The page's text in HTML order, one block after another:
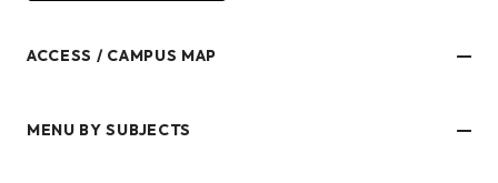
ACCESS / CAMPUS MAP
御幸キャンパス(運動施設)
MENU BY SUBJECTS